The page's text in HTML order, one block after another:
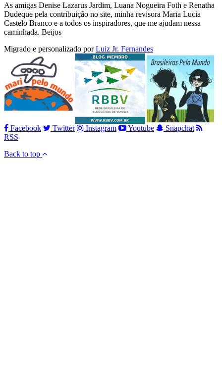
As amigas Denise Lazarus Jardim, Luana Nogueira Foth e Renatha
Dudeque pela contribuição no site, minha revisora Maria Lucia
Castelo Branco e a todos os inspiradores, que me ajudam nessa
caminhada. Beijos
Migrado e personalizado porLuiz Jr. Fernandes
Facebook Twitter Instagram Youtube
Snapchat
RSS
Back to top